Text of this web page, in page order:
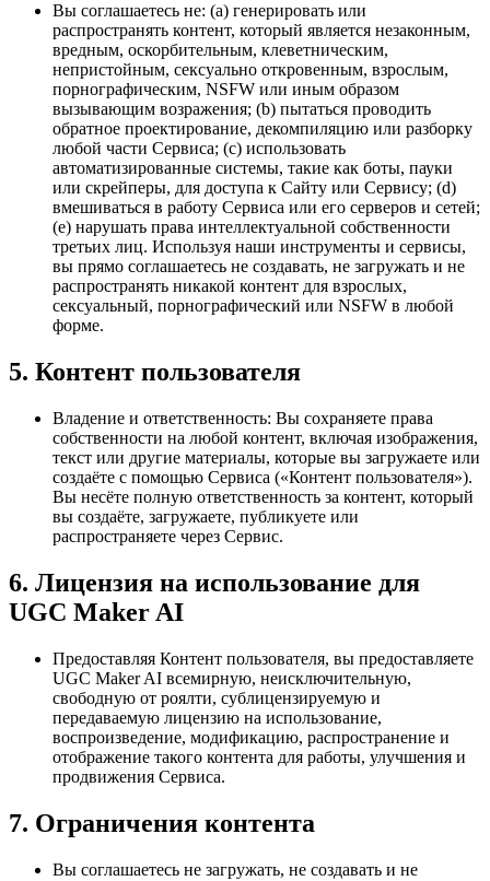
Вы соглашаетесь не: (a) генерировать или
распространять контент, который является незаконным,
вредным, оскорбительным, клеветническим,
непристойным, сексуально откровенным, взрослым,
порнографическим, NSFW или иным образом
вызывающим возражения; (b) пытаться проводить
обратное проектирование, декомпиляцию или разборку
любой части Сервиса; (c) использовать
автоматизированные системы, такие как боты, пауки
или скрейперы, для доступа к Сайту или Сервису; (d)
вмешиваться в работу Сервиса или его серверов и сетей;
(e) нарушать права интеллектуальной собственности
третьих лиц. Используя наши инструменты и сервисы,
вы прямо соглашаетесь не создавать, не загружать и не
распространять никакой контент для взрослых,
сексуальный, порнографический или NSFW в любой
форме.
5. Контент пользователя
Владение и ответственность: Вы сохраняете права
собственности на любой контент, включая изображения,
текст или другие материалы, которые вы загружаете или
создаёте с помощью Сервиса («Контент пользователя»).
Вы несёте полную ответственность за контент, который
вы создаёте, загружаете, публикуете или
распространяете через Сервис.
6. Лицензия на использование для
UGC Maker AI
Предоставляя Контент пользователя, вы предоставляете
UGC Maker AI всемирную, неисключительную,
свободную от роялти, сублицензируемую и
передаваемую лицензию на использование,
воспроизведение, модификацию, распространение и
отображение такого контента для работы, улучшения и
продвижения Сервиса.
7. Ограничения контента
Вы соглашаетесь не загружать, не создавать и не